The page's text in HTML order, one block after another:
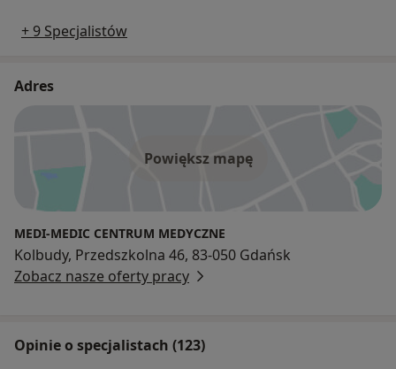
+ 9 Specjalistów
Adres
Powiększ mapę
MEDI-MEDIC CENTRUM MEDYCZNE
Kolbudy, Przedszkolna 46, 83-050 Gdańsk
Zobacz nasze oferty pracy
Opinie o specjalistach (123)